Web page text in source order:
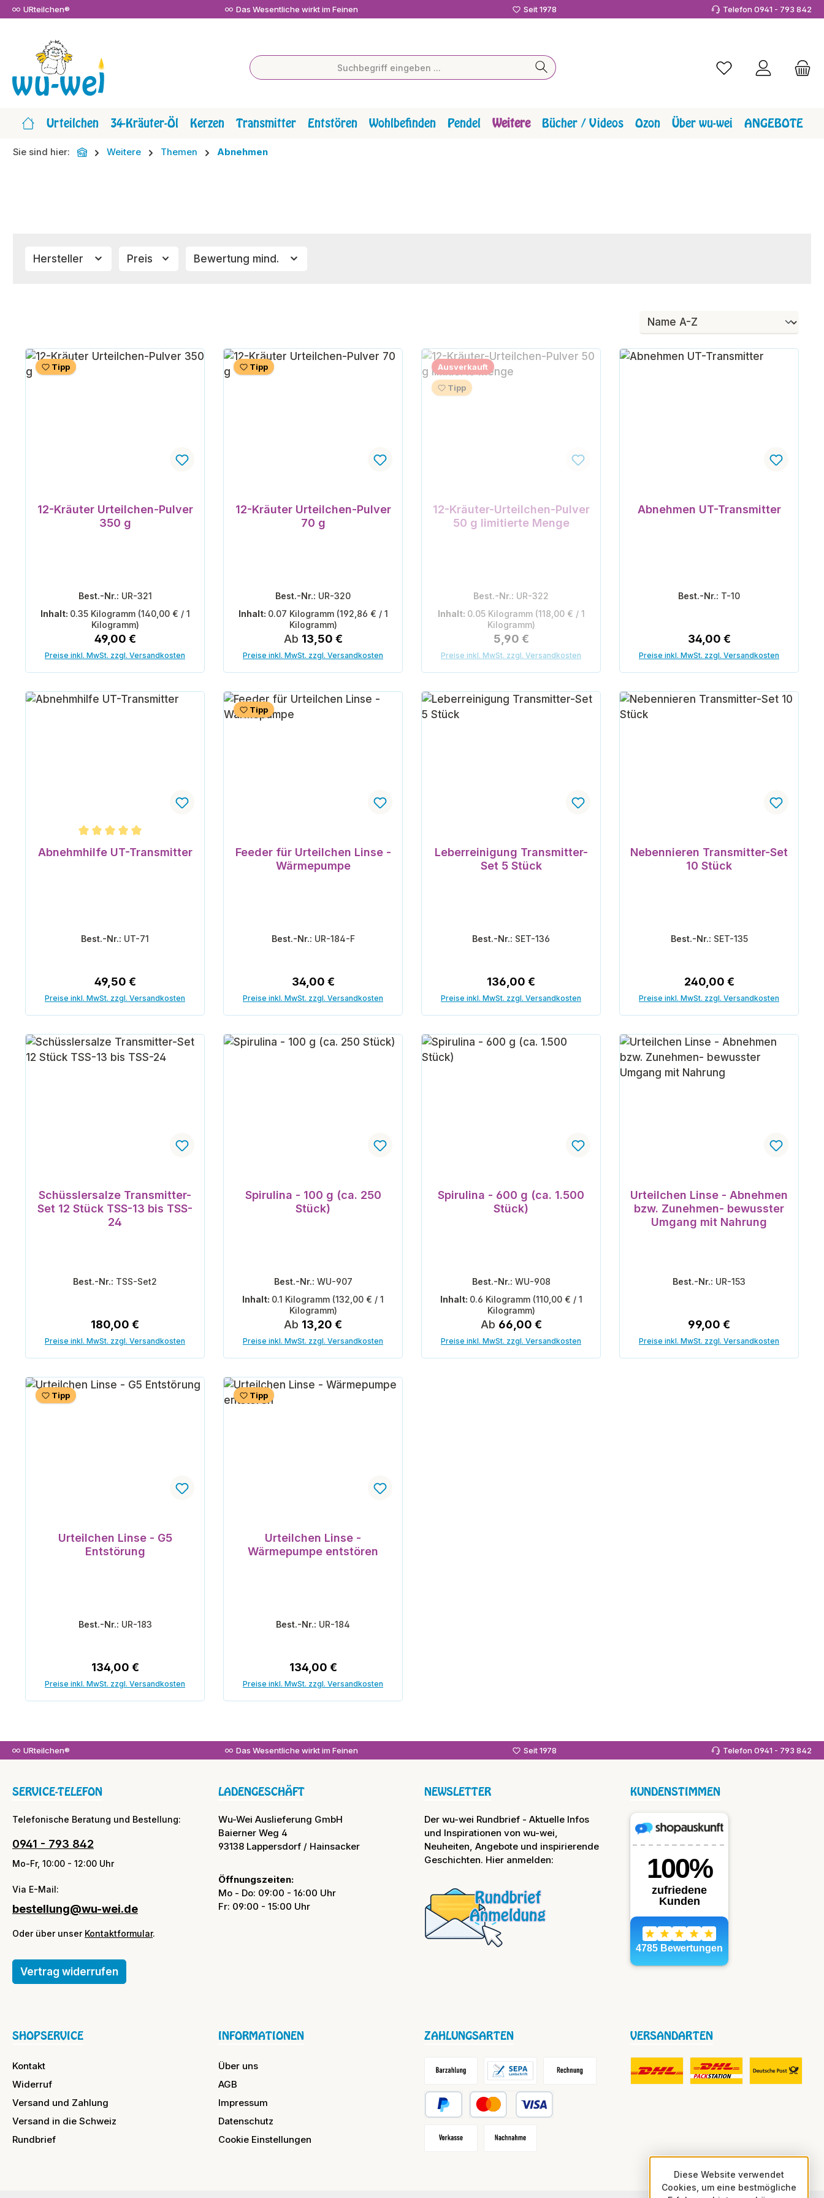
Hauptinhalt springen
Zur Suche springen
Zur Hauptnavigation springen
URteilchen® Das Wesentliche wirkt im Feinen Seit 1978 Telefon 0941 - 793 842
Du hast 0 Produkte
Urteilchen 34-Kräuter-Öl Kerzen Transmitter Entstören Wohlbefinden Pendel Weitere Bücher / Videos Ozon Über wu-wei ANGEBOTE
Sie sind hier: Weitere Themen Abnehmen
Hersteller Preis Bewertung mind.
Tipp
12-Kräuter Urteilchen-Pulver
350 g
Best.-Nr.: UR-321
Inhalt: 0.35 Kilogramm (140,00 € / 1
Kilogramm)
Regulärer Preis:
49,00 €
Preise inkl. MwSt. zzgl. Versandkosten
Tipp
12-Kräuter Urteilchen-Pulver
70 g
Best.-Nr.: UR-320
Inhalt: 0.07 Kilogramm (192,86 € / 1
Kilogramm)
Regulärer Preis:
Ab 13,50 €
Preise inkl. MwSt. zzgl. Versandkosten
Ausverkauft
Tipp
12-Kräuter-Urteilchen-Pulver
50 g limitierte Menge
Best.-Nr.: UR-322
Inhalt: 0.05 Kilogramm (118,00 € / 1
Kilogramm)
Regulärer Preis:
5,90 €
Preise inkl. MwSt. zzgl. Versandkosten
Abnehmen UT-Transmitter
Best.-Nr.: T-10
Regulärer Preis:
34,00 €
Preise inkl. MwSt. zzgl. Versandkosten
Durchschnittliche Bewertung von 5 von 5 Sternen
Abnehmhilfe UT-Transmitter
Best.-Nr.: UT-71
Regulärer Preis:
49,50 €
Preise inkl. MwSt. zzgl. Versandkosten
Tipp
Feeder für Urteilchen Linse -
Wärmepumpe
Best.-Nr.: UR-184-F
Regulärer Preis:
34,00 €
Preise inkl. MwSt. zzgl. Versandkosten
Leberreinigung Transmitter-
Set 5 Stück
Best.-Nr.: SET-136
Regulärer Preis:
136,00 €
Preise inkl. MwSt. zzgl. Versandkosten
Nebennieren Transmitter-Set
10 Stück
Best.-Nr.: SET-135
Regulärer Preis:
240,00 €
Preise inkl. MwSt. zzgl. Versandkosten
Schüsslersalze Transmitter-
Set 12 Stück TSS-13 bis TSS-
24
Best.-Nr.: TSS-Set2
Regulärer Preis:
180,00 €
Preise inkl. MwSt. zzgl. Versandkosten
Spirulina - 100 g (ca. 250
Stück)
Best.-Nr.: WU-907
Inhalt: 0.1 Kilogramm (132,00 € / 1
Kilogramm)
Regulärer Preis:
Ab 13,20 €
Preise inkl. MwSt. zzgl. Versandkosten
Spirulina - 600 g (ca. 1.500
Stück)
Best.-Nr.: WU-908
Inhalt: 0.6 Kilogramm (110,00 € / 1
Kilogramm)
Regulärer Preis:
Ab 66,00 €
Preise inkl. MwSt. zzgl. Versandkosten
Urteilchen Linse - Abnehmen
bzw. Zunehmen- bewusster
Umgang mit Nahrung
Best.-Nr.: UR-153
Regulärer Preis:
99,00 €
Preise inkl. MwSt. zzgl. Versandkosten
Tipp
Urteilchen Linse - G5
Entstörung
Best.-Nr.: UR-183
Regulärer Preis:
134,00 €
Preise inkl. MwSt. zzgl. Versandkosten
Tipp
Urteilchen Linse -
Wärmepumpe entstören
Best.-Nr.: UR-184
Regulärer Preis:
134,00 €
Preise inkl. MwSt. zzgl. Versandkosten
URteilchen® Das Wesentliche wirkt im Feinen Seit 1978 Telefon 0941 - 793 842
SERVICE-TELEFON
Telefonische Beratung und Bestellung:
0941 - 793 842
Mo-Fr, 10:00 - 12:00 Uhr
Via E-Mail:
bestellung@wu-wei.de
Oder über unser Kontaktformular.
Vertrag widerrufen
SHOPSERVICE
Kontakt
Widerruf
Versand und Zahlung
Versand in die Schweiz
Rundbrief
INFORMATIONEN
Über uns
AGB
Impressum
Datenschutz
Cookie Einstellungen
NEWSLETTER
Der wu-wei Rundbrief - Aktuelle Infos
und Inspirationen von wu-wei,
Neuheiten, Angebote und inspirierende
Geschichten. Hier anmelden:
KUNDENSTIMMEN
LADENGESCHÄFT
Wu-Wei Auslieferung GmbH
Baierner Weg 4
93138 Lappersdorf / Hainsacker
Öffnungszeiten:
Mo - Do: 09:00 - 16:00 Uhr
Fr: 09:00 - 15:00 Uhr
ZAHLUNGSARTEN
Lastschrift Rechnung
Barzahlung / Versandkostenfrei
VERSANDARTEN
Diese Website verwendet
Cookies, um eine bestmögliche